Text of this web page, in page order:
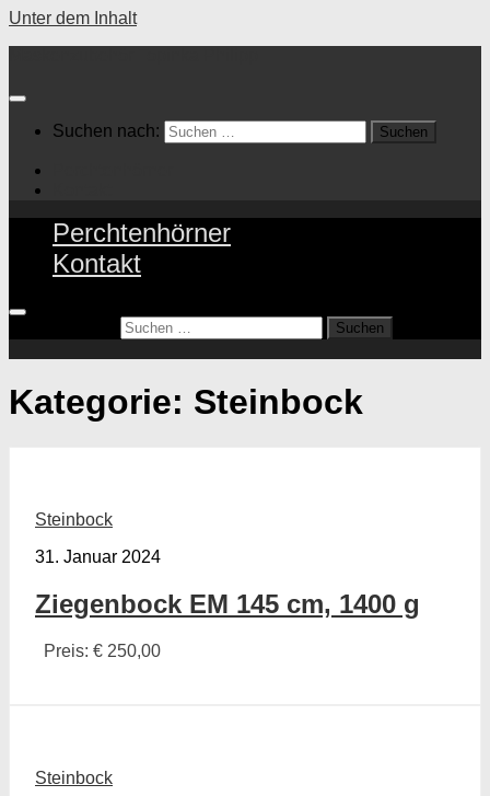
Unter dem Inhalt
Suchen nach:
Perchtenhörner
Kontakt
Kategorie: Steinbock
Steinbock
31. Januar 2024
Ziegenbock EM 145 cm, 1400 g
Preis: € 250,00
Steinbock